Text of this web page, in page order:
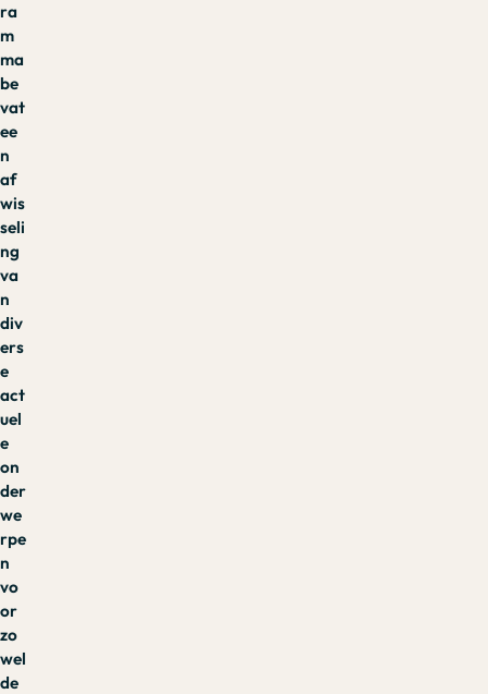
ra
m
ma
be
vat
ee
n
af
wis
seli
ng
va
n
div
ers
e
act
uel
e
on
der
we
rpe
n
vo
or
zo
wel
de